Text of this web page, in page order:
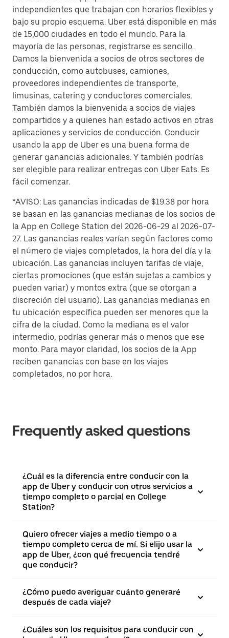
independientes que trabajan con horarios flexibles y
bajo su propio esquema. Uber está disponible en más
de 15,000 ciudades en todo el mundo. Para la
mayoría de las personas, registrarse es sencillo.
Damos la bienvenida a socios de otros sectores de
conducción, como autobuses, camiones,
proveedores independientes de transporte,
limusinas, catering y conductores comerciales.
También damos la bienvenida a socios de viajes
compartidos y a quienes han estado activos en otras
aplicaciones y servicios de conducción. Conducir
usando la app de Uber es una buena forma de
generar ganancias adicionales. Y también podrías
ser elegible para realizar entregas con Uber Eats. Es
fácil comenzar.
*AVISO: Las ganancias indicadas de $19.38 por hora
se basan en las ganancias medianas de los socios de
la App en College Station del 2026-06-29 al 2026-07-
27. Las ganancias reales varían según factores como
el número de viajes completados, la hora del día y la
ubicación. Las ganancias incluyen tarifas de viaje,
ciertas promociones (que están sujetas a cambios y
pueden variar) y montos extra (que se otorgan a
discreción del usuario). Las ganancias medianas en
tu ubicación específica pueden ser menores que la
cifra de la ciudad. Como la mediana es el valor
intermedio, podrías generar más o menos que ese
monto. Para mayor claridad, los socios de la App
reciben ganancias con base en los viajes
completados, no por hora.
Frequently asked questions
¿Cuál es la diferencia entre conducir con la
app de Uber y conducir con otros servicios a
tiempo completo o parcial en College
Station?
Quiero ofrecer viajes a medio tiempo o a
tiempo completo cerca de mí. Si elijo usar la
app de Uber, ¿con qué frecuencia tendré
que conducir?
¿Cómo puedo averiguar cuánto generaré
después de cada viaje?
¿Cuáles son los requisitos para conducir con